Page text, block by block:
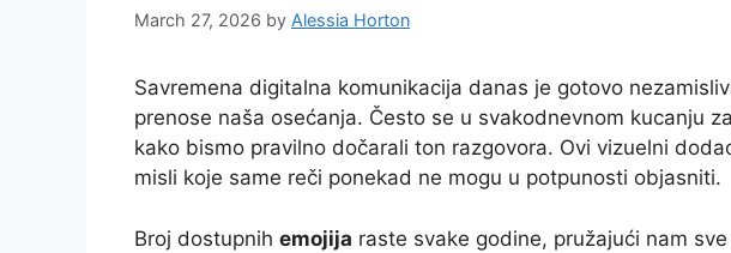
March 27, 2026 by Alessia Horton
Savremena digitalna komunikacija danas je gotovo
prenose naša osećanja. Često se u svakodnevnom kucanju
kako bismo pravilno dočarali ton razgovora. Ovi vizuelni
misli koje same reči ponekad ne mogu u potpunosti objasniti.
Broj dostupnih emojija raste svake godine, pružajući nam